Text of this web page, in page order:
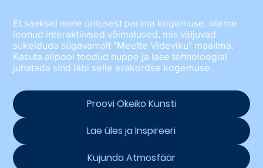
Proovi Okeiko Kunsti
Lae üles ja Inspireeri
Kujunda Atmosfäär
Et saaksid meie üritusest parima kogemuse, oleme
loonud interaktiivsed võimalused, mis väljuvad
sukelduda sügavamalt "Meelte Videviku" maailma.
Kasuta allpool toodud nuppe ja lase tehnoloogial
juhatada sind läbi selle erakordse kogemuse.